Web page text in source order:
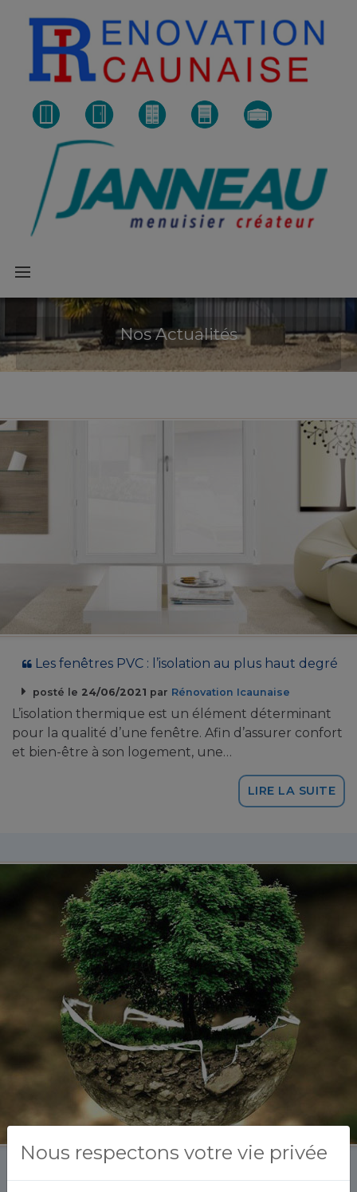
Nos Actualités
Les fenêtres PVC : l’isolation au plus haut degré
posté le 24/06/2021 par Rénovation Icaunaise
L’isolation thermique est un élément déterminant
pour la qualité d’une fenêtre. Afin d’assurer confort
et bien-être à son logement, une…
LIRE LA SUITE
Nous respectons votre vie privée